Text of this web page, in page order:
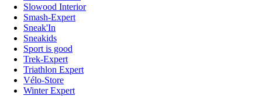
Slowood Interior
Smash-Expert
Sneak'In
Sneakids
Sport is good
Trek-Expert
Triathlon Expert
Vélo-Store
Winter Expert